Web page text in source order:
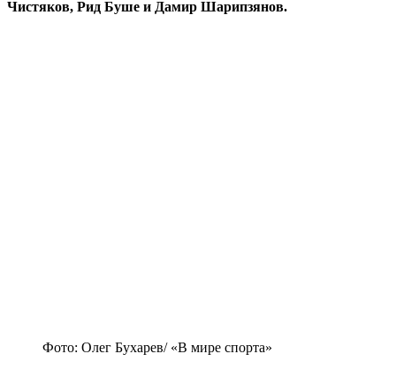
Чистяков, Рид Буше и Дамир Шарипзянов.
Фото: Олег Бухарев/ «В мире спорта»